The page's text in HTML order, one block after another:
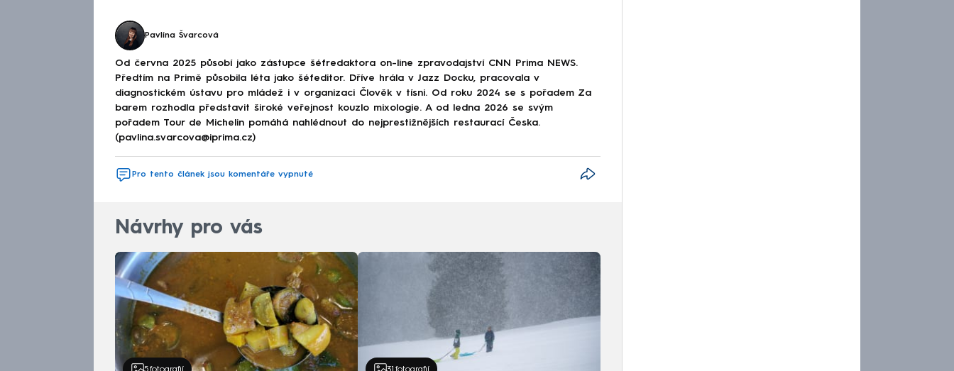
Pavlína Švarcová
Od června 2025 působí jako zástupce šéfredaktora on-line zpravodajství CNN Prima NEWS.
Předtím na Primě působila léta jako šéfeditor. Dříve hrála v Jazz Docku, pracovala v
diagnostickém ústavu pro mládež i v organizaci Člověk v tísni. Od roku 2024 se s pořadem Za
barem rozhodla představit široké veřejnost kouzlo mixologie. A od ledna 2026 se svým
pořadem Tour de Michelin pomáhá nahlédnout do nejprestižnějších restaurací Česka.
(pavlina.svarcova@iprima.cz)
Pro tento článek jsou komentáře vypnuté
Návrhy pro vás